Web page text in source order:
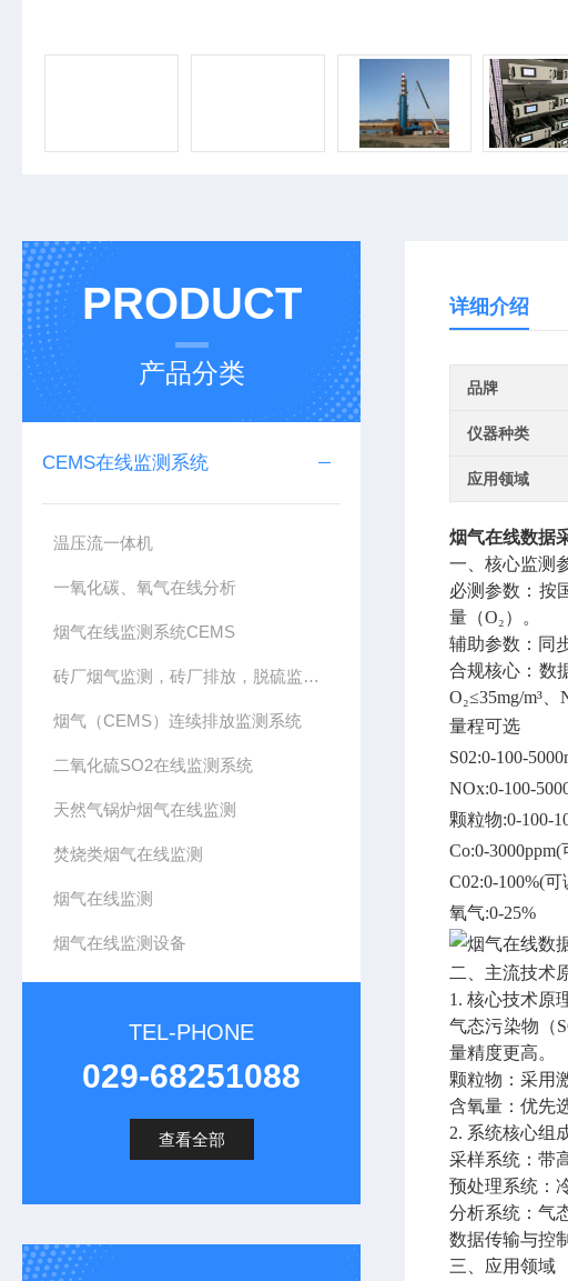
PRODUCT
产品分类
CEMS在线监测系统
温压流一体机
一氧化碳、氧气在线分析
烟气在线监测系统CEMS
砖厂烟气监测，砖厂排放，脱硫监测，CEMS系统
烟气（CEMS）连续排放监测系统
二氧化硫SO2在线监测系统
天然气锅炉烟气在线监测
焚烧类烟气在线监测
烟气在线监测
烟气在线监测设备
TEL-PHONE
029-68251088
查看全部
详细介绍
品牌
仪器种类
应用领域
烟气在线数据
一、核心监测
必测参数：按
量（O₂）。
辅助参数：同
合规核心：数
O₂≤35mg/m³、
量程可选
S02:0-100-
NOx:0-100-
颗粒物:0-100-
Co:0-3000ppm(
C02:0-100%(可
氧气:0-25%
二、主流技术
1. 核心技术原
气态污染物（
量精度更高。
颗粒物：采用
含氧量：优先
2. 系统核心组
采样系统：带
预处理系统：
分析系统：气
数据传输与控
三、应用领域